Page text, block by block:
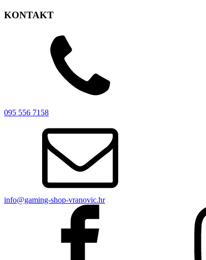
KONTAKT
095 556 7158
info@gaming-shop-vranovic.hr